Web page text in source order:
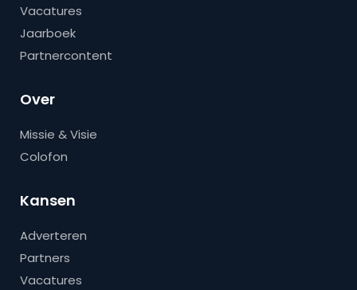
Vacatures
Jaarboek
Partnercontent
Over
Missie & Visie
Colofon
Kansen
Adverteren
Partners
Vacatures